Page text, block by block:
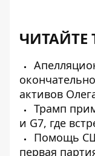
ЧИТАЙТЕ
активов
Трамп
и G7, где
Помощь
первая